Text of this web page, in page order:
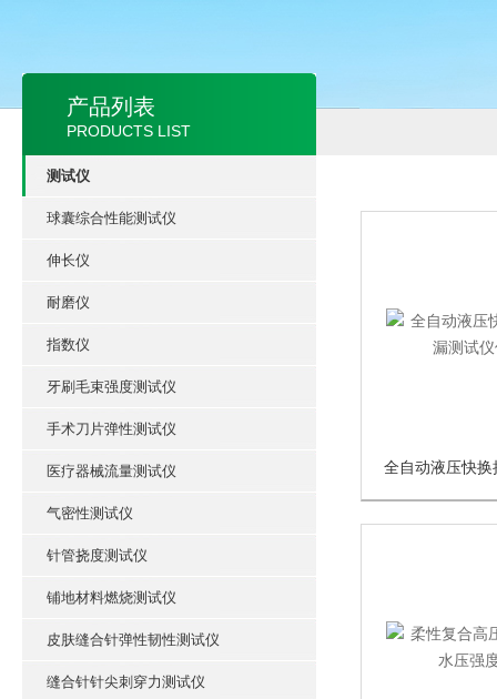
产品列表
PRODUCTS LIST
测试仪
球囊综合性能测试仪
伸长仪
耐磨仪
指数仪
牙刷毛束强度测试仪
手术刀片弹性测试仪
医疗器械流量测试仪
气密性测试仪
针管挠度测试仪
铺地材料燃烧测试仪
皮肤缝合针弹性韧性测试仪
缝合针针尖刺穿力测试仪